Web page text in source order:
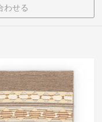
わせる